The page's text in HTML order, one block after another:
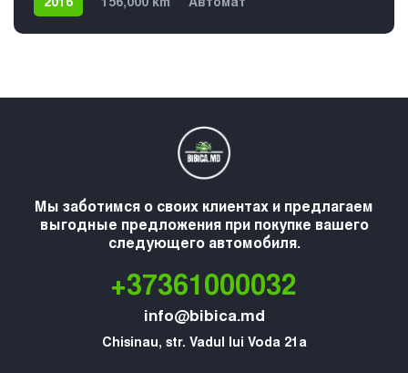
2016 156,000 km
Автомат
Мы заботимся о своих клиентах и предлагаем
выгодные предложения при покупке вашего
следующего автомобиля.
+37361000032
info@bibica.md
Chisinau, str. Vadul lui Voda 21a